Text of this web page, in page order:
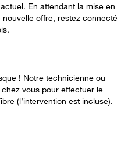
En attendant la mise en
nouvelle offre, restez connecté
! Notre technicienne ou
vous pour effectuer le
(l’intervention est incluse).